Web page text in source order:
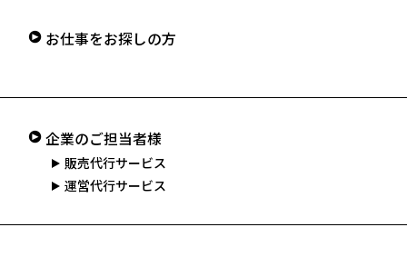
お仕事をお探しの方
企業のご担当者様
販売代行サービス
運営代行サービス